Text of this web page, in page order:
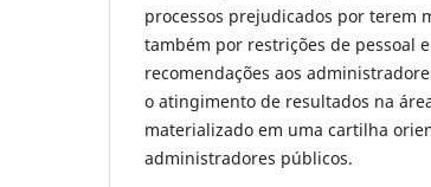
processos prejudicados por terem
também por restrições de pessoal
recomendações aos
o atingimento de resultados na
materializado em uma cartilha
administradores públicos.